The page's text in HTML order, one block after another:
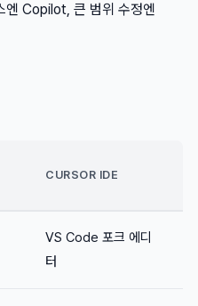
엔 Copilot, 큰 범위 수정엔
CURSOR IDE
VS Code 포크 에디
터